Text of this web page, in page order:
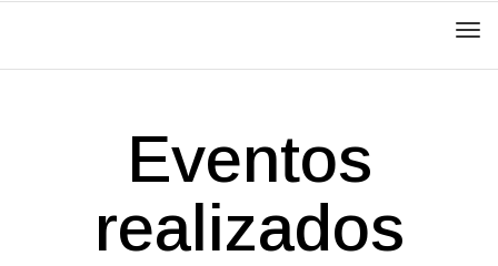
Eventos
realizados